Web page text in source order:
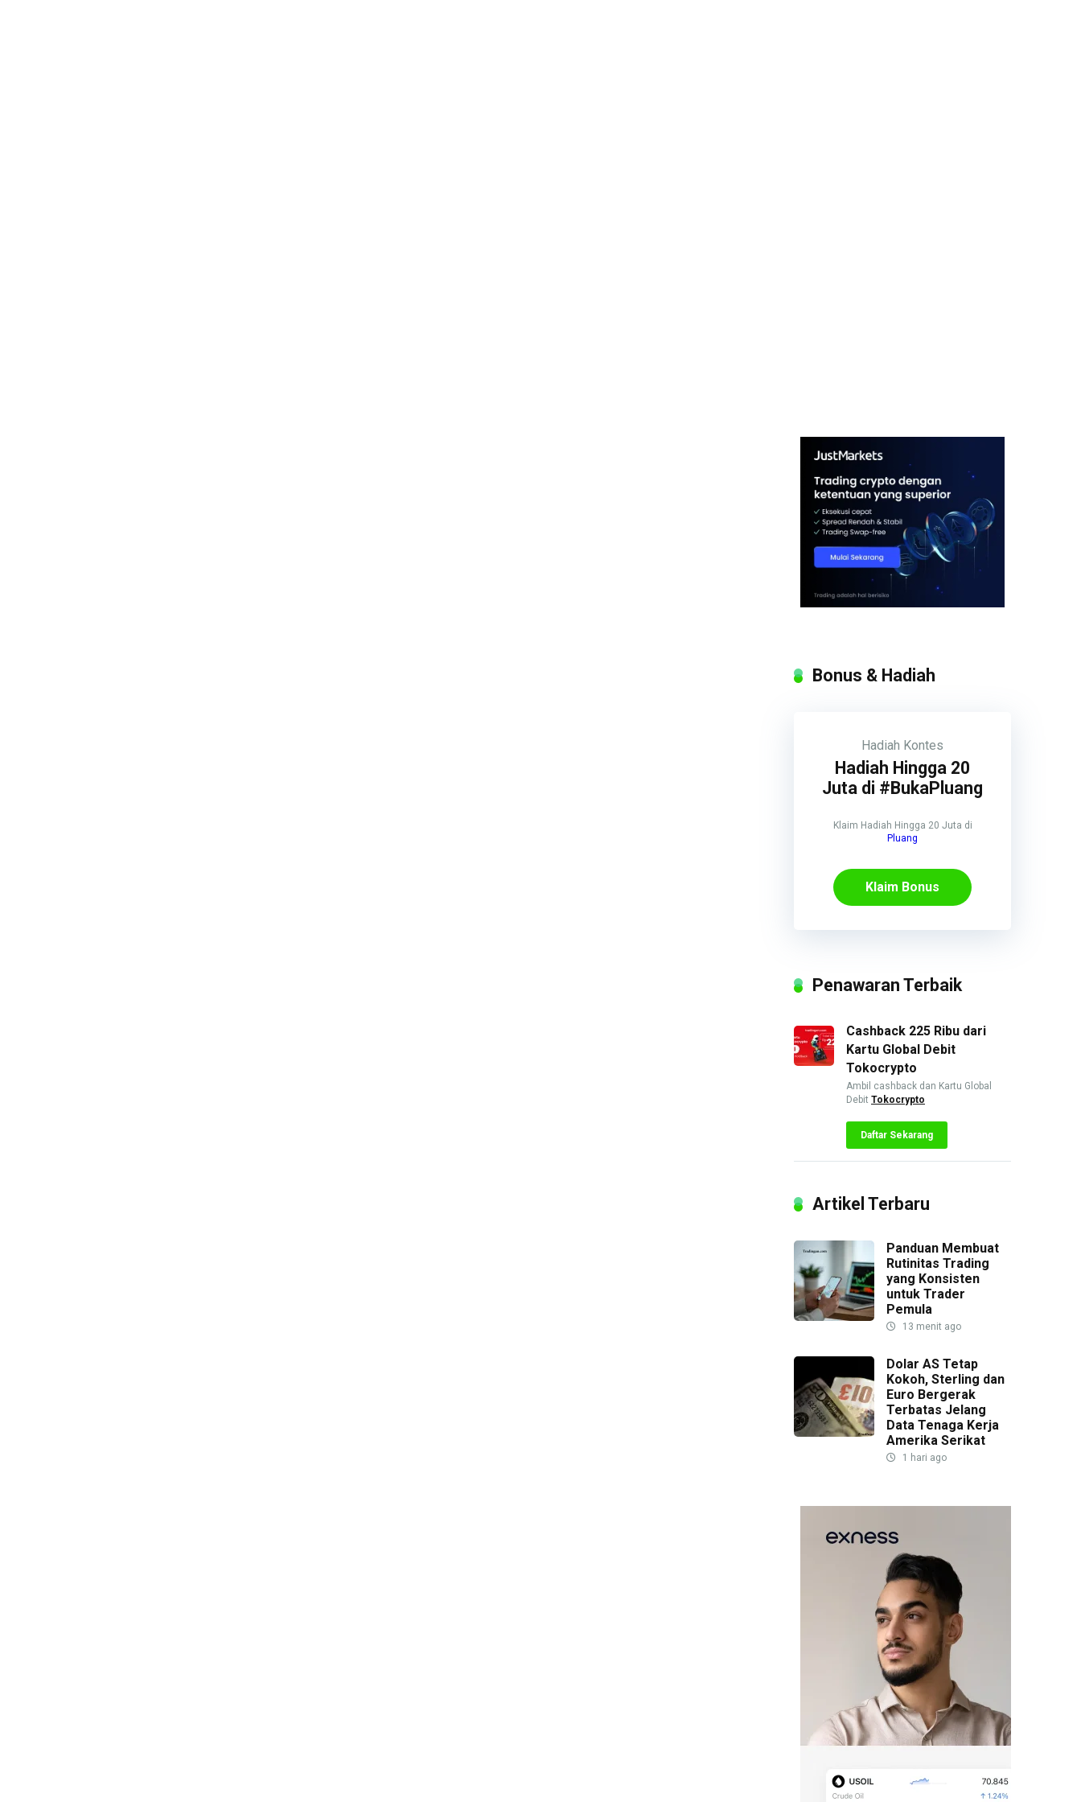
Bonus & Hadiah
Hadiah Kontes
Hadiah Hingga 20
Juta di #BukaPluang
Klaim Hadiah Hingga 20 Juta di
Pluang
Klaim Bonus
Penawaran Terbaik
Cashback 225 Ribu dari
Kartu Global Debit
Tokocrypto
Ambil cashback dan Kartu Global
Debit Tokocrypto
Daftar Sekarang
Artikel Terbaru
Panduan Membuat
Rutinitas Trading
yang Konsisten
untuk Trader
Pemula
13 menit ago
Dolar AS Tetap
Kokoh, Sterling dan
Euro Bergerak
Terbatas Jelang
Data Tenaga Kerja
Amerika Serikat
1 hari ago